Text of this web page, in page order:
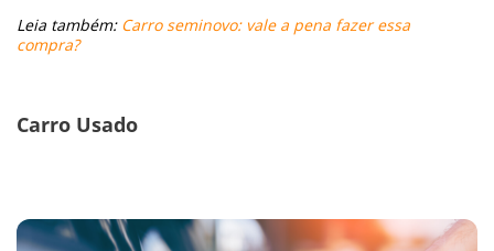
Omoda | Jaecoo
melhores-3
Leia também: Carro seminovo: vale a pena fazer essa
compra?
Carro Usado